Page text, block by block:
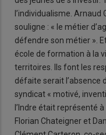
l’individualisme.
souligne : « le métier
défendre son métier ».
école de formation à la
territoires. Ils font les
défaite serait l’absence
syndicat « motivé,
l’Indre était représenté
Florian Chateigner et